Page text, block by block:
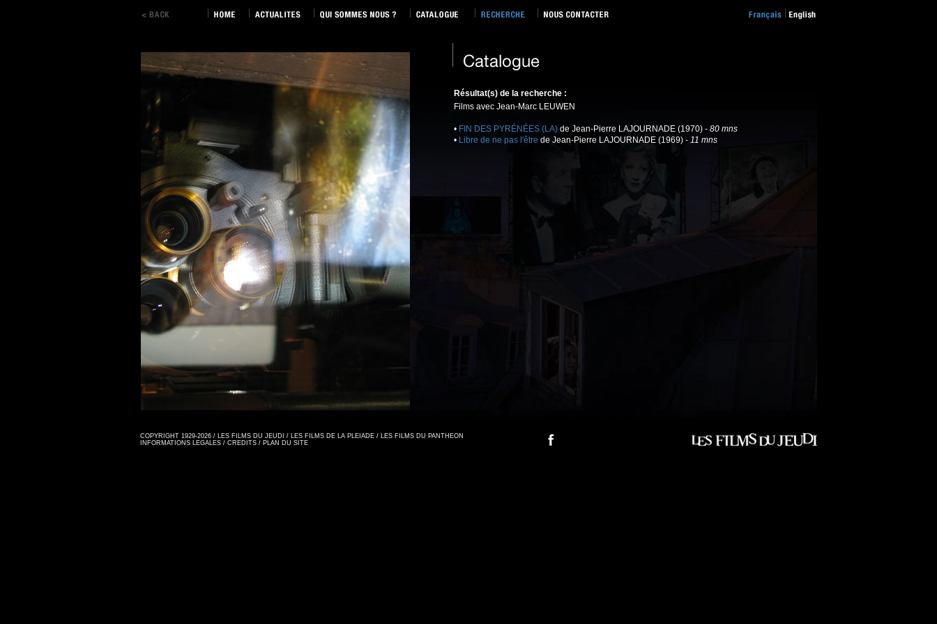
Résultat(s) de la recherche :
Films avec Jean-Marc LEUWEN
• FIN DES PYRÉNÉES (LA) de Jean-Pierre LAJOURNADE (1970) - 80 mns
• Libre de ne pas l'être de Jean-Pierre LAJOURNADE (1969) - 11 mns
COPYRIGHT 1929-2026 / LES FILMS DU JEUDI / LES FILMS DE LA PLEIADE / LES FILMS DU PANTHEON
INFORMATIONS LEGALES / CREDITS / PLAN DU SITE